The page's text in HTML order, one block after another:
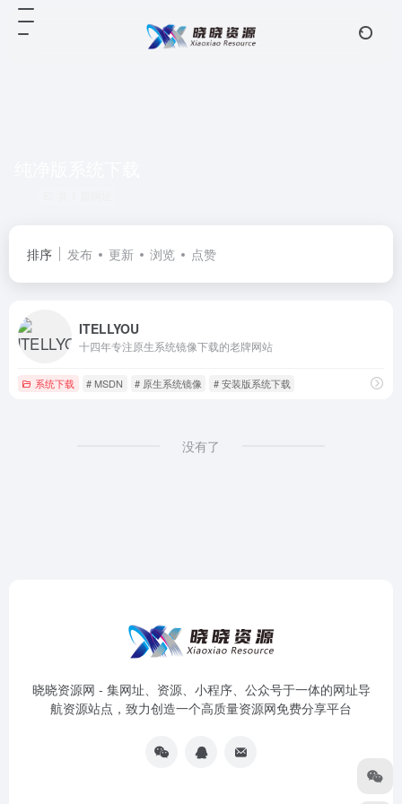
排序 发布 更新 浏览 点赞
ITELLYOU
十四年专注原生系统镜像下载的老牌网站
系统下载 # MSDN # 原生系统镜像 # 安装版系统下载
没有了
晓晓资源网 - 集网址、资源、小程序、公众号于一体的网址导
航资源站点，致力创造一个高质量资源网免费分享平台